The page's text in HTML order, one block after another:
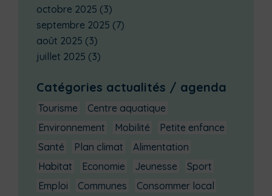
octobre 2025 (3)
septembre 2025 (7)
août 2025 (3)
juillet 2025 (3)
Catégories actualités / agenda
Tourisme
Centre aquatique
Environnement
Mobilité
Petite enfance
Santé
Plan climat
Alimentation
Habitat
Economie Jeunesse
Sport
Emploi
Communes
Consommer local